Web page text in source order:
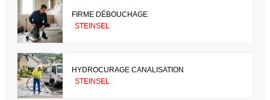
FIRME DÉBOUCHAGE
STEINSEL
HYDROCURAGE CANALISATION
STEINSEL